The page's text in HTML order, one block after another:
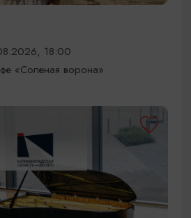
18:00
«Соленая ворона»